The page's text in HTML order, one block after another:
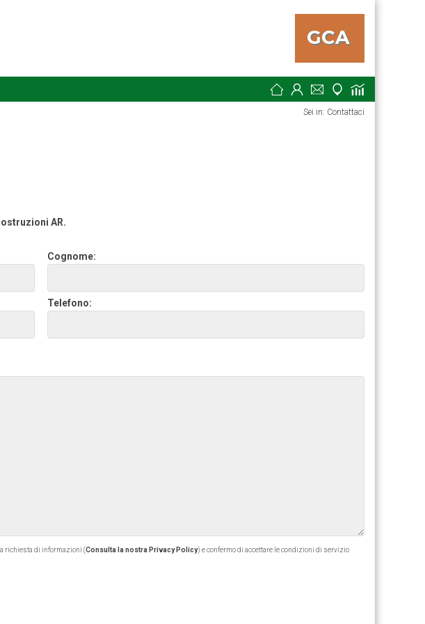
Sei in: Contattaci
AR.
Cognome:
Telefono:
richiesta di informazioni (Consulta la nostra Privacy Policy) e confermo di accettare le condizioni di servizio